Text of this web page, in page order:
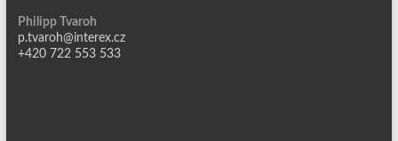
Philipp Tvaroh
p.tvaroh@interex.cz
+420 722 553 533